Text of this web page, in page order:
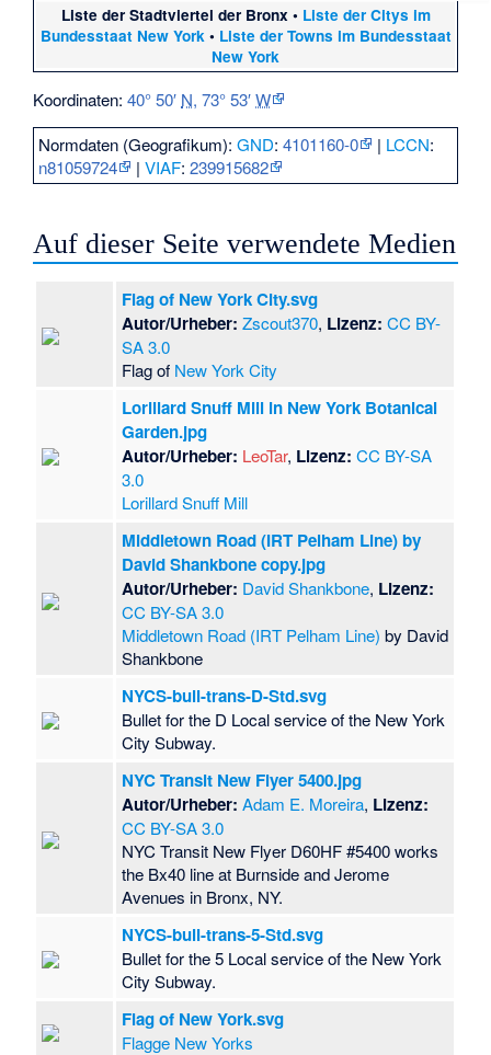
Liste der Stadtviertel der Bronx • Liste der Citys im
Bundesstaat New York • Liste der Towns im Bundesstaat
New York
Koordinaten:40° 50′ N,73° 53′W
Normdaten (Geografikum):GND:4101160-0 | LCCN:
n81059724
|VIAF:239915682
Auf dieser Seite verwendete Medien
Flag of New York City.svg
Autor/Urheber: Zscout370, Lizenz: CC BY-
SA 3.0
Flag of New York City
Lorillard Snuff Mill in New York Botanical
Garden.jpg
Autor/Urheber: LeoTar, Lizenz: CC BY-SA
3.0
Lorillard Snuff Mill
Middletown Road (IRT Pelham Line) by
David Shankbone copy.jpg
Autor/Urheber: David Shankbone, Lizenz:
CC BY-SA 3.0
Middletown Road (IRT Pelham Line) by David
Shankbone
NYCS-bull-trans-D-Std.svg
Bullet for the D Local service of the New York
City Subway.
NYC Transit New Flyer 5400.jpg
Autor/Urheber: Adam E. Moreira, Lizenz:
CC BY-SA 3.0
NYC Transit New Flyer D60HF #5400 works
the Bx40 line at Burnside and Jerome
Avenues in Bronx, NY.
NYCS-bull-trans-5-Std.svg
Bullet for the 5 Local service of the New York
City Subway.
Flag of New York.svg
Flagge New Yorks